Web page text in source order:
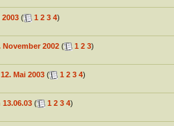
( 1 2 3 4)
2002 ( 1 2 3)
Mai 2003 ( 1 2 3 4)
( 1 2 3 4)